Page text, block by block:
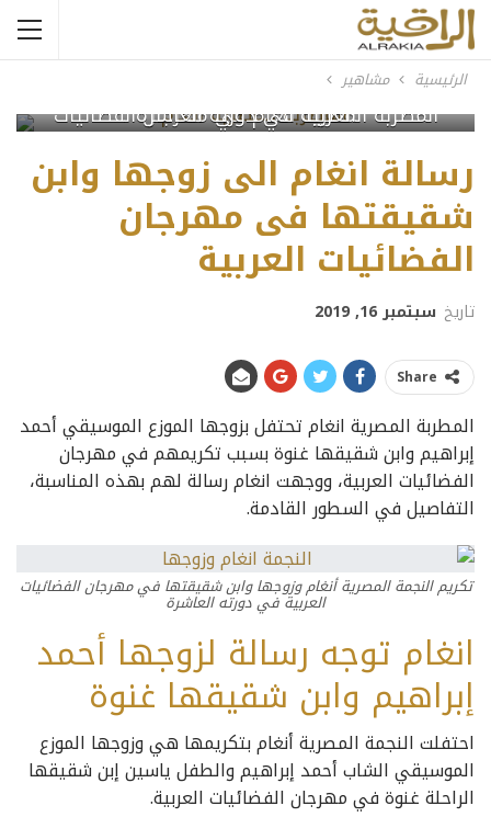
الرئيسية مشاهير
المطربة المصرية أنغام في مهرجان الفضائيات العربية في دورته العاشرة
رسالة انغام الى زوجها وابن
شقيقتها فى مهرجان
الفضائيات العربية
تاريخ سبتمبر 16, 2019
Share
المطربة المصرية انغام تحتفل بزوجها الموزع الموسيقي أحمد
إبراهيم وابن شقيقها غنوة بسبب تكريمهم في مهرجان
الفضائيات العربية، ووجهت انغام رسالة لهم بهذه المناسبة،
التفاصيل في السطور القادمة.
تكريم النجمة المصرية أنغام وزوجها وابن شقيقتها في مهرجان الفضائيات
العربية في دورته العاشرة
انغام توجه رسالة لزوجها أحمد
إبراهيم وابن شقيقها غنوة
احتفلت النجمة المصرية أنغام بتكريمها هي وزوجها الموزع
الموسيقي الشاب أحمد إبراهيم والطفل ياسين إبن شقيقها
الراحلة غنوة في مهرجان الفضائيات العربية.